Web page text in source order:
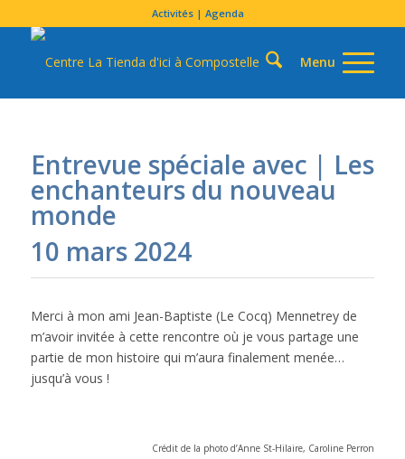
Activités | Agenda
Entrevue spéciale avec | Les
enchanteurs du nouveau
monde
10 mars 2024
Merci à mon ami Jean-Baptiste (Le Cocq) Mennetrey de
m’avoir invitée à cette rencontre où je vous partage une
partie de mon histoire qui m’aura finalement menée…
jusqu’à vous !
Crédit de la photo d’Anne St-Hilaire, Caroline Perron